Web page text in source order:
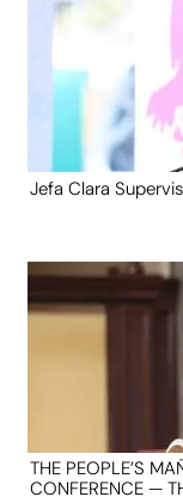
Jefa Clara
THE PEOPLE’S
CONFERENCE —